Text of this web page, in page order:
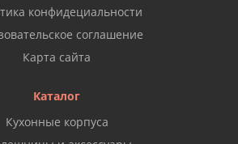
конфидециальности
соглашение
Карта сайта
Каталог
Кухонные корпуса